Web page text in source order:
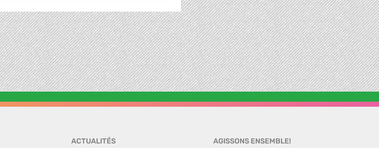
ACTUALITÉS AGISSONS ENSEMBLE!